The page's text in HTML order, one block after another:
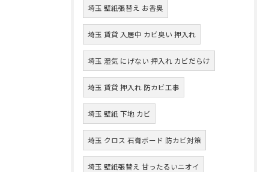
埼玉 壁紙張替え お香臭
埼玉 賃貸 入居中 カビ臭い 押入れ
埼玉 湿気 にげない 押入れ カビだらけ
埼玉 賃貸 押入れ 防カビ工事
埼玉 壁紙 下地 カビ
埼玉 クロス 石膏ボード 防カビ対策
埼玉 壁紙張替え 甘ったるいニオイ